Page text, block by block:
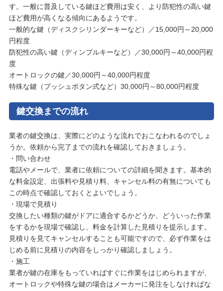
す。一般に普及している鍵ほど費用は安く、より防犯性の高い鍵
ほど費用が高くなる傾向にあるようです。
一般的な鍵（ディスクシリンダーキーなど）／15,000円～20,000
円程度
防犯性の高い鍵（ディンプルキーなど）／30,000円～40,000円程
度
オートロックの鍵／30,000円～40,000円程度
特殊な鍵（プッシュボタン式など）30,000円～80,000円程度
鍵交換までの流れ
業者の鍵交換は、実際にどのような流れでおこなわれるのでしょ
うか。依頼から完了までの流れを確認しておきましょう。
・問い合わせ
電話やメールで、業者に依頼についての詳細を聞きます。基本的
な料金設定、出張料や見積り料、キャンセル料の有無についても
この時点で確認しておくとよいでしょう。
・現場で見積り
交換したい種類の鍵がドアに適合するかどうか、どういった作業
をするかを現場で確認し、料金を計算した見積りを提示します。
見積りを見てキャンセルすることも可能ですので、必ず作業をは
じめる前に見積りの内容をしっかり確認しましょう。
・施工
業者が鍵の在庫をもっていればすぐに作業をはじめられますが、
オートロックや特殊な鍵の場合はメーカーに発注をしなければな